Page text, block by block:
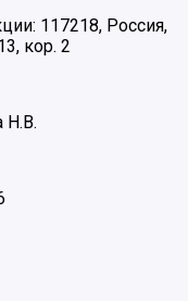
117218, Россия,
кор. 2
Н.В.